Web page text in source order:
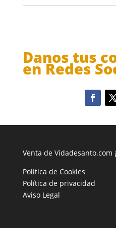
Danos tus
en Redes
Venta de Vidadesanto.com
Política de Cookies
Política de privacidad
Aviso Legal